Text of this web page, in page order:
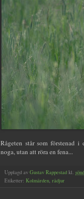
Rågeten står som förstenad
noga, utan att röra en fena...
Upplagd av Gustav Rappestad kl.
Etiketter: Kolmården, rådjur